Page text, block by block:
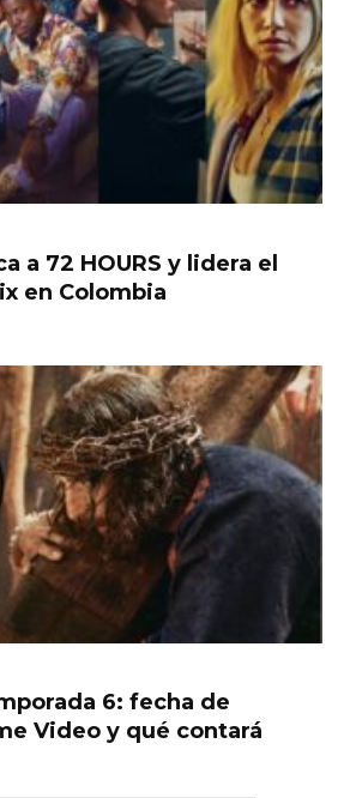
a 72 HOURS y lidera el
en Colombia
6: fecha de
Video y qué contará